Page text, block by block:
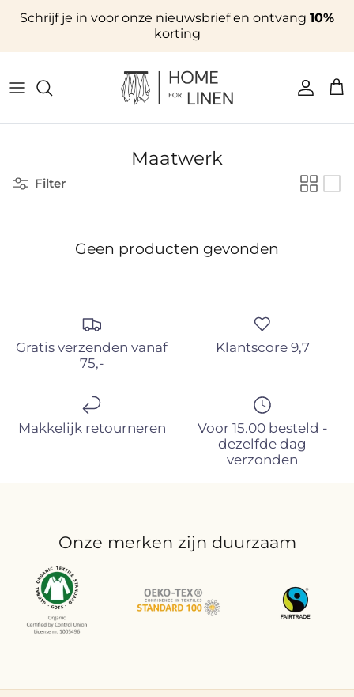
Schrijf je in voor onze nieuwsbrief en ontvang 10%
korting
Account
Maatwerk
Filter
Geen producten gevonden
Gratis verzenden vanaf
75,-
Klantscore 9,7
Makkelijk retourneren
Voor 15.00 besteld -
dezelfde dag
verzonden
Onze merken zijn duurzaam